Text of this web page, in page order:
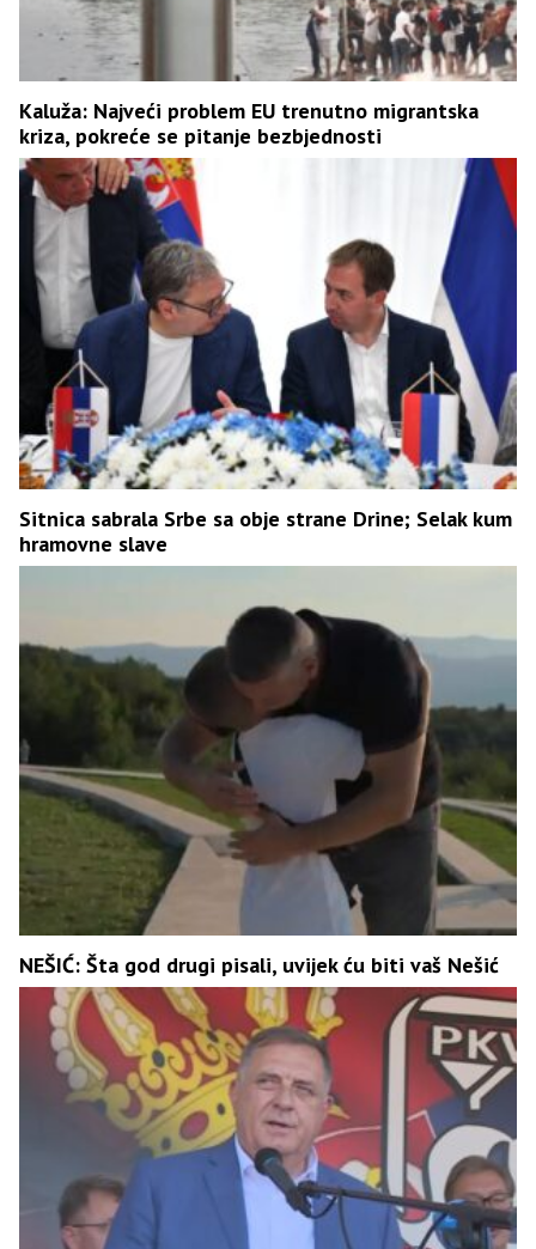
Kaluža: Najveći problem EU trenutno migrantska
kriza, pokreće se pitanje bezbjednosti
Sitnica sabrala Srbe sa obje strane Drine; Selak kum
hramovne slave
NEŠIĆ: Šta god drugi pisali, uvijek ću biti vaš Nešić